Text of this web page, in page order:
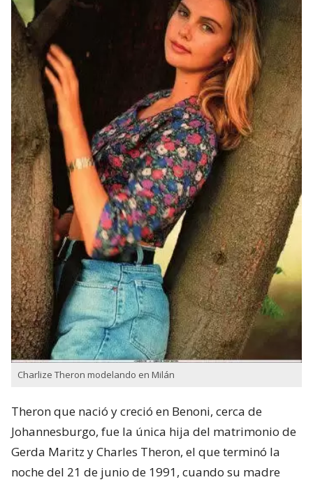
Charlize Theron modelando en Milán
Theron que nació y creció en Benoni,​ cerca de
Johannesburgo, fue la única hija del matrimonio de
Gerda Maritz​ y Charles Theron, el que terminó la
noche del 21 de junio de 1991, cuando su madre